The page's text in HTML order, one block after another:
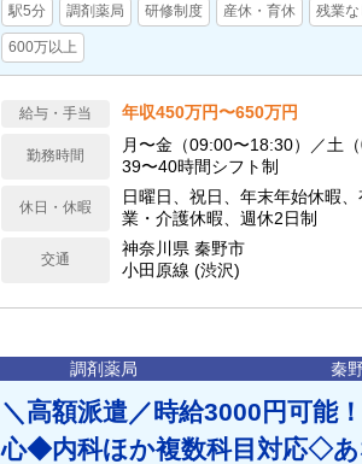
駅5分 調剤薬局 研修制度 産休・育休 残業
600万以上
給与・手当 年収450万円〜650万円
勤務時間
月〜金（09:00〜18:30）／土
39〜40時間シフト制
休日・休暇
日曜日、祝日、年末年始休暇
業・介護休暇、週休2日制
交通
神奈川県 秦野市
小田原線 (渋沢)
調剤薬局 秦
＼高額派遣／時給3000円可能
心◆内科ほか複数科目対応◇あ